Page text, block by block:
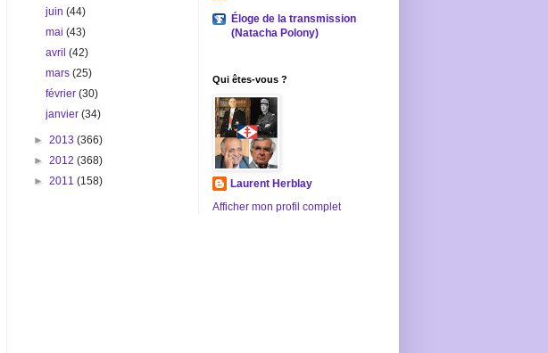
juin(44)
mai(43)
avril(42)
mars(25)
février(30)
janvier(34)
► 2013 (366)
► 2012 (368)
► 2011 (158)
Éloge de la transmission
(Natacha Polony)
Qui êtes-vous ?
Laurent Herblay
Afficher mon profil complet